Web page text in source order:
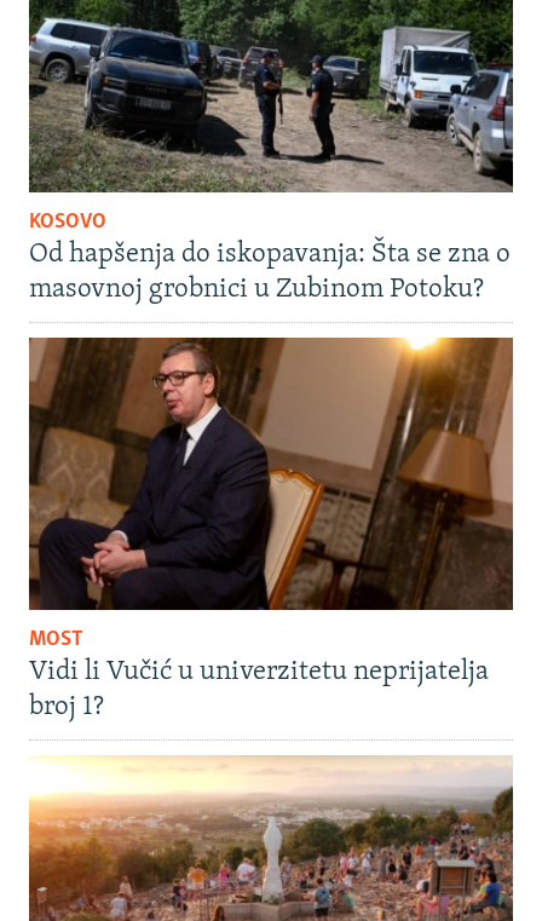
KOSOVO
Od hapšenja do iskopavanja: Šta se zna o
masovnoj grobnici u Zubinom Potoku?
MOST
Vidi li Vučić u univerzitetu neprijatelja
broj 1?